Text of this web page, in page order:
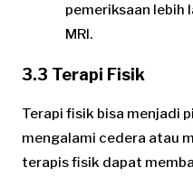
pemeriksaan lebih
MRI.
3.3 Terapi Fisik
Terapi fisik bisa menjadi
mengalami cedera atau
terapis fisik dapat